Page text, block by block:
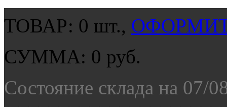
ТОВАР: 0 шт.,
СУММА: 0 руб.
Состояние склада на 07/